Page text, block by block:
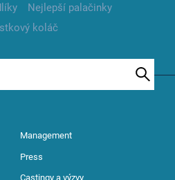
Nejlepší palačinky
koláč
Management
Press
Castingy a výzvy